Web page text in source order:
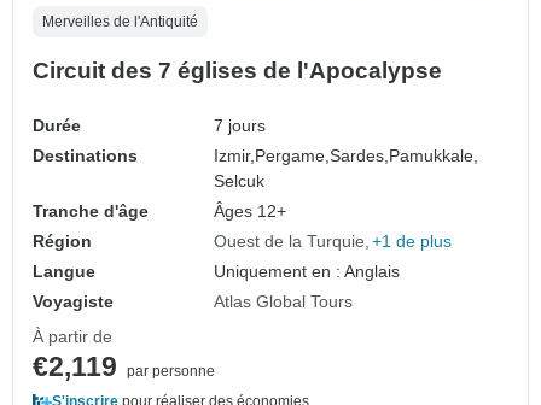
Merveilles de l'Antiquité
Circuit des 7 églises de l'Apocalypse
Durée
7 jours
Destinations
Izmir, Pergame,Sardes, Pamukkale,
Selcuk
Tranche d'âge
Âges 12+
Région
Ouest de la Turquie +1 de plus
Langue
Uniquement en : Anglais
Voyagiste
Atlas Global Tours
À partir de
€2,119
par personne
S'inscrire pour réaliser des économies